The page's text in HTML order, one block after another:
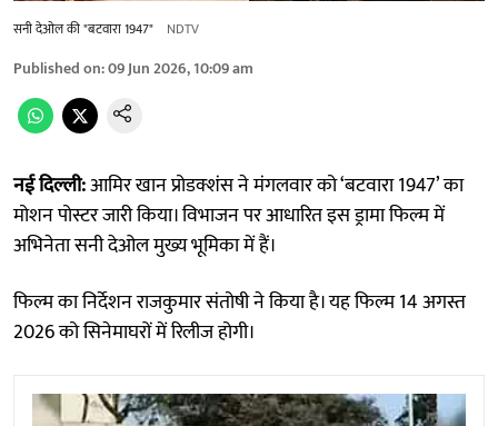
सनी देओल की "बटवारा 1947" NDTV
Published on:09 Jun 2026, 10:09 am
नई दिल्ली:आमिर खान प्रोडक्शंस ने मंगलवार को ‘बटवारा 1947’ का
मोशन पोस्टर जारी किया। विभाजन पर आधारित इस ड्रामा फिल्म में
अभिनेता सनी देओल मुख्य भूमिका में हैं।
फिल्म का निर्देशन राजकुमार संतोषी ने किया है। यह फिल्म 14 अगस्त
2026 को सिनेमाघरों में रिलीज होगी।